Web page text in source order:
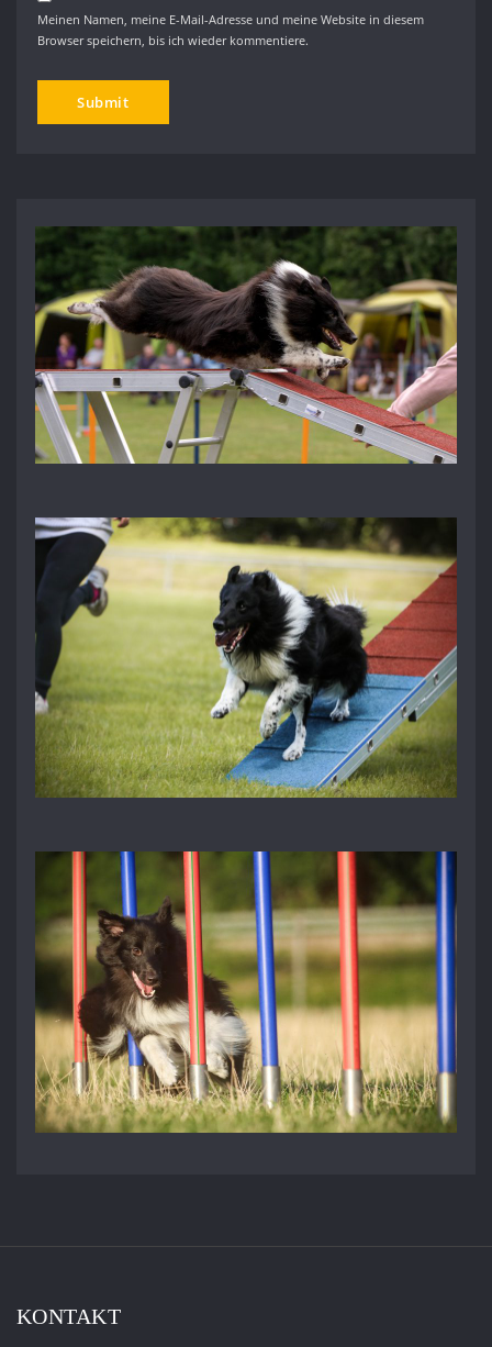
Meinen Namen, meine E-Mail-Adresse und meine Website in diesem
Browser speichern, bis ich wieder kommentiere.
KONTAKT